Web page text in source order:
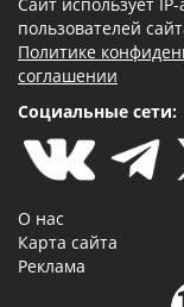
пользователей
Политике
соглашении
Социальные сети:
О нас
Карта сайта
Реклама